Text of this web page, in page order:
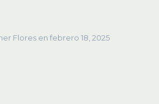
Flores en febrero 18, 2025